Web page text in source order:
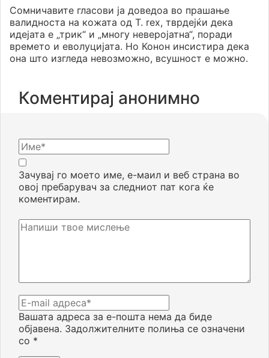
Сомничавите гласови ја доведоа во прашање
валидноста на кожата од T. rex, тврдејќи дека
идејата е „трик“ и „многу неверојатна“, поради
времето и еволуцијата. Но Конон инсистира дека
она што изгледа невозможно, всушност е можно.
Коментирај анонимно
Вашата адреса за е-пошта нема да биде
објавена. Задолжителните полиња се означени
со *
Зачувај го моето име, е-маил и веб страна во
овој пребарувач за следниот пат кога ќе
коментирам.